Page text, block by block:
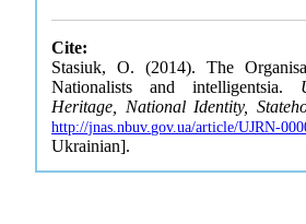
Cite:
Stasiuk, O. (2014). The
Nationalists and intelligentsia.
Heritage, National Identity,
http://jnas.nbuv.gov.ua/article/UJRN-
Ukrainian].